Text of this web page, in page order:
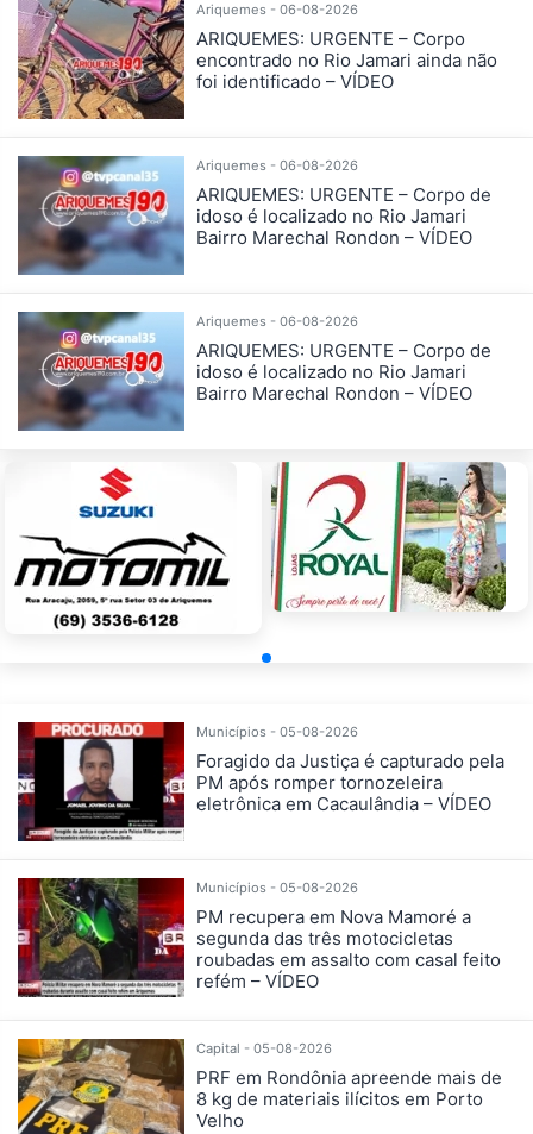
Ariquemes - 06-08-2026
ARIQUEMES: URGENTE – Corpo
encontrado no Rio Jamari ainda não
foi identificado – VÍDEO
Ariquemes - 06-08-2026
ARIQUEMES: URGENTE – Corpo de
idoso é localizado no Rio Jamari
Bairro Marechal Rondon – VÍDEO
Ariquemes - 06-08-2026
ARIQUEMES: URGENTE – Corpo de
idoso é localizado no Rio Jamari
Bairro Marechal Rondon – VÍDEO
Municípios - 05-08-2026
Foragido da Justiça é capturado pela
PM após romper tornozeleira
eletrônica em Cacaulândia – VÍDEO
Municípios - 05-08-2026
PM recupera em Nova Mamoré a
segunda das três motocicletas
roubadas em assalto com casal feito
refém – VÍDEO
Capital - 05-08-2026
PRF em Rondônia apreende mais de
8 kg de materiais ilícitos em Porto
Velho